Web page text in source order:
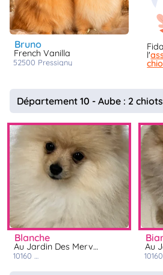
bruno
French Vanilla
52500 pressigny
l'
Département 10 - Aube : 2 chiots
blanche
Au Jardin Des Merveilles
10160
Au